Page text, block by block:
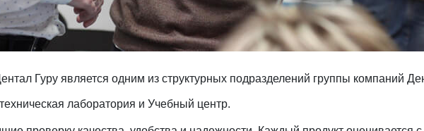
Гуру является одним из структурных подразделений группы компаний
лаборатория и Учебный центр.